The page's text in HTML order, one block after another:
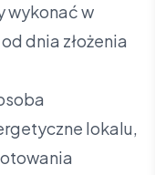
wykonać w
dnia złożenia
lokalu,